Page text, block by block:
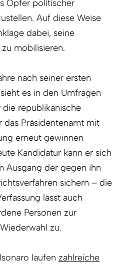
Opfer politischer
Auf diese Weise
dabei, seine
mobilisieren.
nach seiner ersten
es in den Umfragen
die republikanische
das Präsidentenamt mit
erneut gewinnen
Kandidatur kann er sich
Ausgang der gegen ihn
sichern – die
lässt auch
Personen zur
zu.
laufen zahlreiche